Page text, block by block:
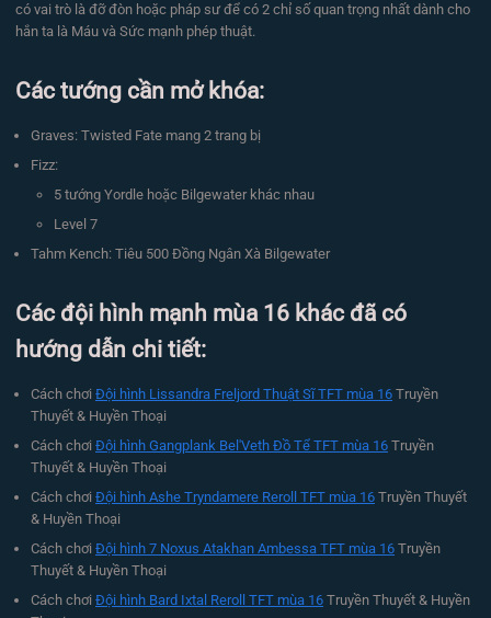
có vai trò là đỡ đòn hoặc pháp sư để có 2 chỉ số quan trọng nhất dành cho
hắn ta là Máu và Sức mạnh phép thuật.
Các tướng cần mở khóa:
Graves: Twisted Fate mang 2 trang bị
Fizz:
5 tướng Yordle hoặc Bilgewater khác nhau
Level 7
Tahm Kench: Tiêu 500 Đồng Ngân Xà Bilgewater
Các đội hình mạnh mùa 16 khác đã có
hướng dẫn chi tiết:
Cách chơi Đội hình Lissandra Freljord Thuật Sĩ TFT mùa 16 Truyền
Thuyết & Huyền Thoại
Cách chơi Đội hình Gangplank Bel'Veth Đồ Tể TFT mùa 16 Truyền
Thuyết & Huyền Thoại
Cách chơi Đội hình Ashe Tryndamere Reroll TFT mùa 16 Truyền Thuyết
& Huyền Thoại
Cách chơi Đội hình 7 Noxus Atakhan Ambessa TFT mùa 16 Truyền
Thuyết & Huyền Thoại
Cách chơi Đội hình Bard Ixtal Reroll TFT mùa 16 Truyền Thuyết & Huyền